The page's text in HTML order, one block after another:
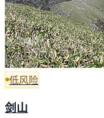
低风险
剑山